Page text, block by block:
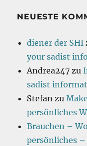
NEUESTE
diener der SHI
your sadist
Andrea247 zu
sadist
Stefan zu
persönliches
Brauchen –
persönliches –